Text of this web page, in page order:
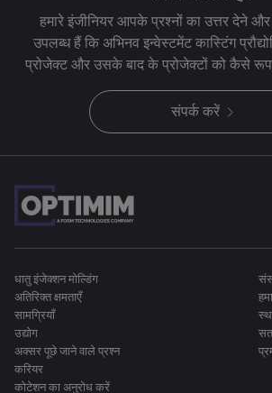
हमारे इंजीनियर आपके प्रश्नों का उत्तर देने
उपलब्ध हैं कि अभिनव इन्वेस्टमेंट कास्टिंग
प्रोजेक्ट और उसके बाद के प्रोजेक्टों को कैसे
संपर्क करें
धातु इंजेक्शन मोल्डिंग
अतिरिक्त क्षमताएँ
सामग्रियाँ
उद्योग
अक्सर पूछे जाने वाले प्रश्न
करियर
कोटेशन का अनुरोध करें